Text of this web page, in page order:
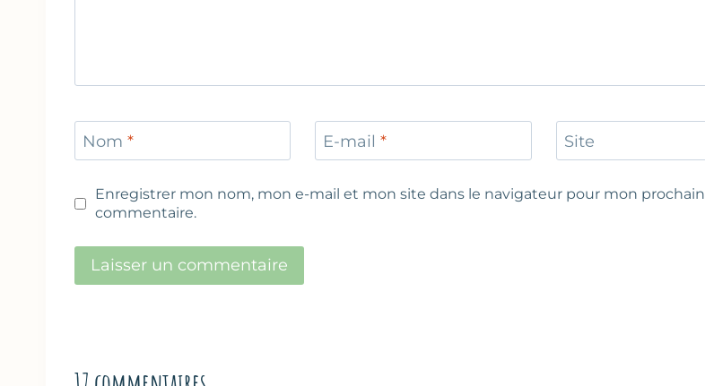
Nom * E-mail* Site
Enregistrer mon nom, mon e-mail et mon site dans le navigateur pour mon prochain
commentaire.